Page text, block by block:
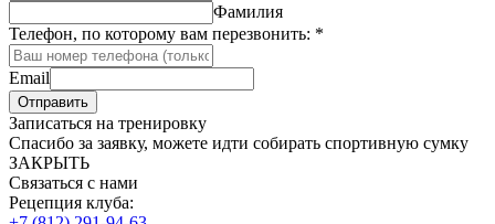
Фамилия
Телефон, по которому вам перезвонить: *
Email
Отправить
Записаться на тренировку
Спасибо за заявку, можете идти собирать спортивную сумку
ЗАКРЫТЬ
Связаться с нами
Рецепция клуба: